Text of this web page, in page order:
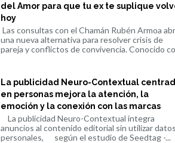
del Amor para que tu ex te suplique
hoy
Las consultas con el Chamán Rubén Armoa
una nueva alternativa para resolver crisis de
pareja y conflictos de convivencia. Conocido
La publicidad Neuro-Contextual
en personas mejora la atención, la
emoción y la conexión con las marcas
La publicidad Neuro-Contextual integra
anuncios al contenido editorial sin utilizar
personales, según el estudio de Seedtag -...